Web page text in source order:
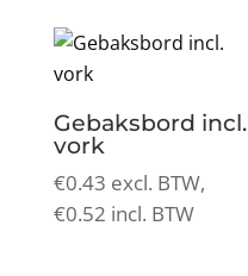
Gebaksbord incl.
vork
€0.43 excl. BTW,
€0.52 incl. BTW